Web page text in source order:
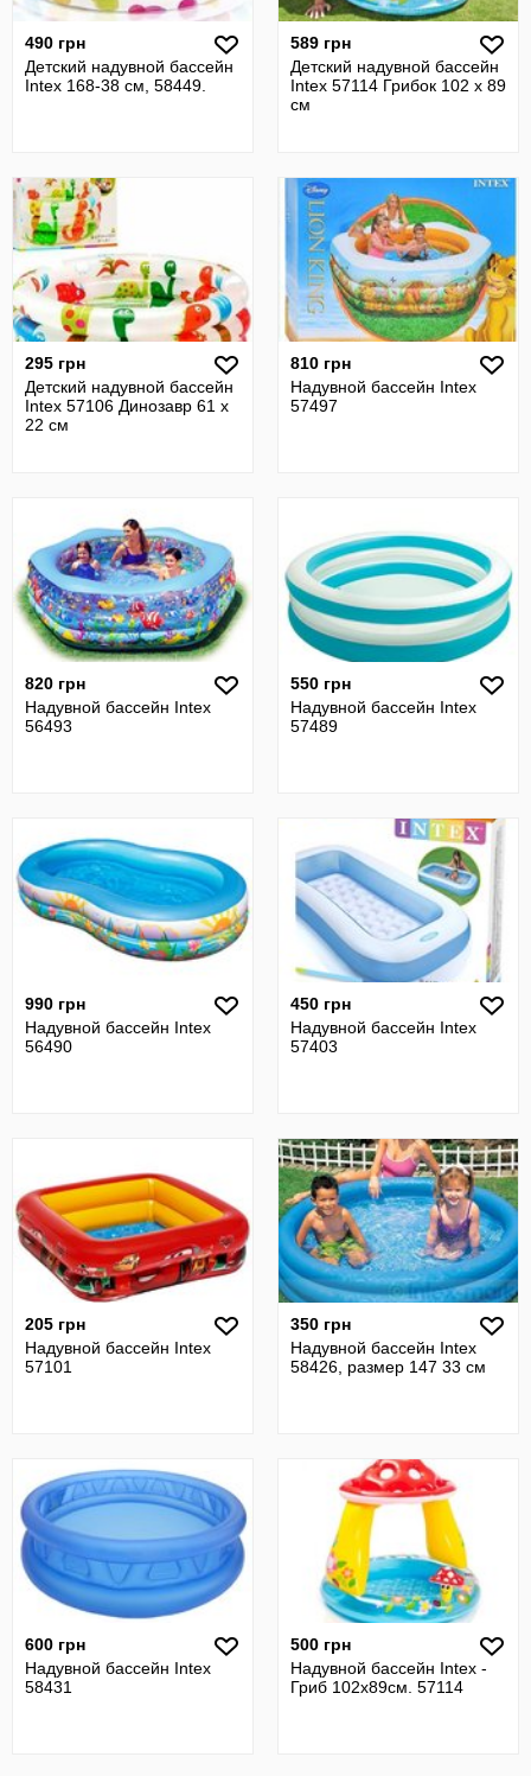
490 грн
Детский надувной бассейн
Intex 168-38 см, 58449.
589 грн
Детский надувной бассейн
Intex 57114 Грибок 102 х 89
см
295 грн
Детский надувной бассейн
Intex 57106 Динозавр 61 х
22 см
810 грн
Надувной бассейн Intex
57497
820 грн
Надувной бассейн Intex
56493
550 грн
Надувной бассейн Intex
57489
990 грн
Надувной бассейн Intex
56490
450 грн
Надувной бассейн Intex
57403
205 грн
Надувной бассейн Intex
57101
350 грн
Надувной бассейн Intex
58426, размер 147 33 см
600 грн
Надувной бассейн Intex
58431
500 грн
Надувной бассейн Intex -
Гриб 102х89см. 57114